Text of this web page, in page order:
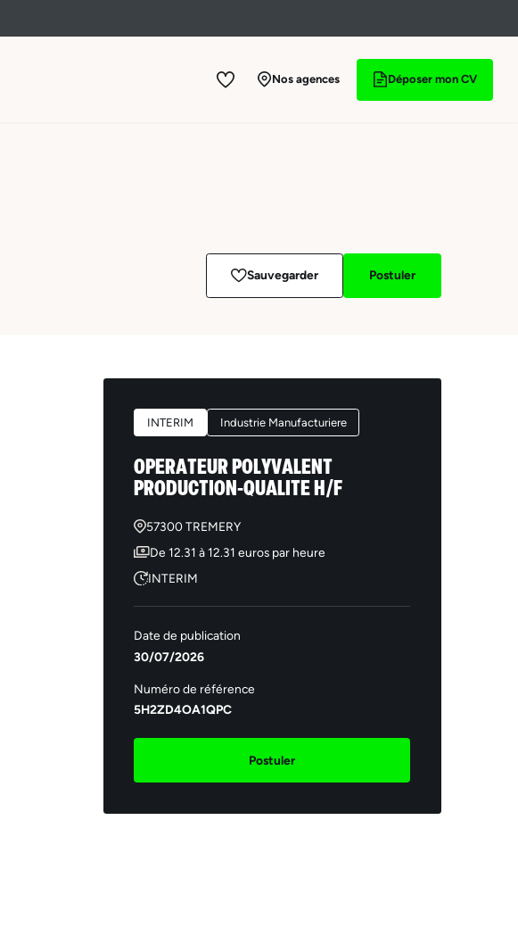
Nos agences Déposer mon CV
Sauvegarder Postuler
INTERIM Industrie Manufacturiere
OPERATEUR POLYVALENT
PRODUCTION-QUALITE H/F
57300 TREMERY
De 12.31 à 12.31 euros par heure
INTERIM
Date de publication
30/07/2026
Numéro de référence
5H2ZD4OA1QPC
Postuler